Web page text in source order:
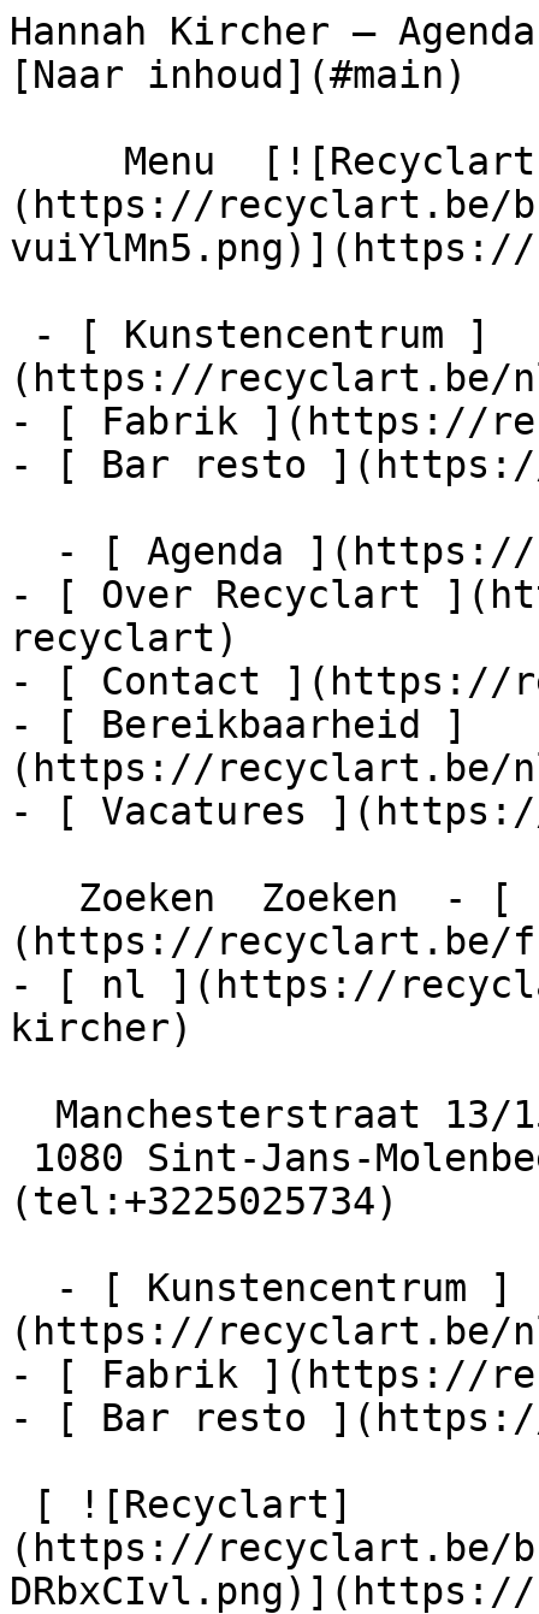
Hannah Kircher –
[Naar inhoud](#main)
(https://recyclart.be/
(https://recyclart.be/
- [ Fabrik ](https://
- [ Bar resto
- [ Over Recyclart
recyclart)
- [ Contact ](https://
- [ Bereikbaarheid ]
(https://recyclart.be/
- [ Vacatures
(https://recyclart.be/
- [ nl ](https://
kircher)
(tel:+3225025734)
(https://recyclart.be/
- [ Fabrik ](https://
- [ Bar resto
(https://recyclart.be/